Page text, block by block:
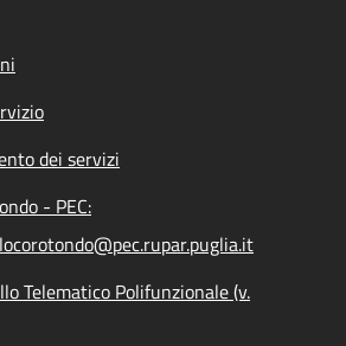
dei servizi
- PEC:
Telematico Polifunzionale (v.